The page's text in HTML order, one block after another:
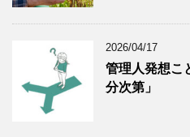
2026/04/17
管理人発想こ
分次第」